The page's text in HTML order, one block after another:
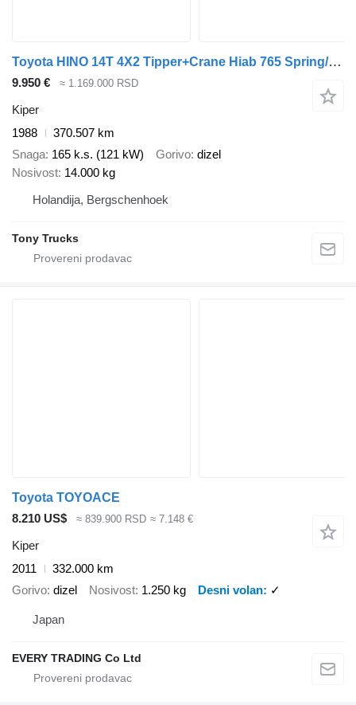
Toyota HINO 14T 4X2 Tipper+Crane Hiab 765 Spring/Spring Manual Gearbox
9.950 € ≈ 1.169.000 RSD
Kiper
1988
370.507 km
Snaga 165 k.s. (121 kW) Gorivo dizel
Nosivost 14.000 kg
Holandija, Bergschenhoek
Tony Trucks
Toyota TOYOACE
8.210 US$
≈ 839.900 RSD ≈ 7.148 €
Kiper
2011
332.000 km
Gorivo dizel Nosivost 1.250 kg Desni volan ✓
Japan
EVERY TRADING Co Ltd